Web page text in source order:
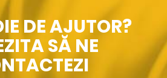
DE AJUTOR?
SĂ NE